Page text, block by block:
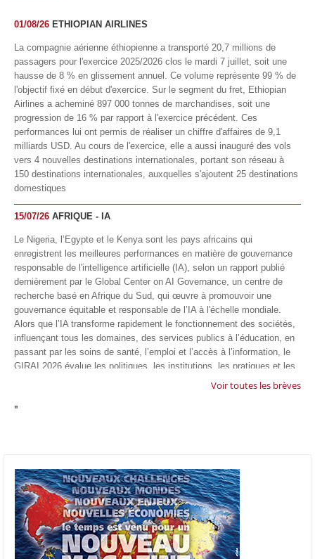
01/08/26 ETHIOPIAN AIRLINES
La compagnie aérienne éthiopienne a transporté 20,7 millions de
passagers pour l'exercice 2025/2026 clos le mardi 7 juillet, soit une
hausse de 8 % en glissement annuel. Ce volume représente 99 % de
l'objectif fixé en début d'exercice. Sur le segment du fret, Ethiopian
Airlines a acheminé 897 000 tonnes de marchandises, soit une
progression de 16 % par rapport à l'exercice précédent. Ces
performances lui ont permis de réaliser un chiffre d'affaires de 9,1
milliards USD. Au cours de l'exercice, elle a aussi inauguré des vols
vers 4 nouvelles destinations internationales, portant son réseau à
150 destinations internationales, auxquelles s'ajoutent 25 destinations
domestiques
15/07/26 AFRIQUE - IA
Le Nigeria, l’Egypte et le Kenya sont les pays africains qui
enregistrent les meilleures performances en matière de gouvernance
responsable de l'intelligence artificielle (IA), selon un rapport publié
dernièrement par le Global Center on AI Governance, un centre de
recherche basé en Afrique du Sud, qui œuvre à promouvoir une
gouvernance équitable et responsable de l’IA à l'échelle mondiale.
Alors que l’IA transforme rapidement le fonctionnement des sociétés,
influençant tous les domaines, des services publics à l’éducation, en
passant par les soins de santé, l’emploi et l’accès à l’information, le
GIRAI 2026 évalue les politiques, les institutions, les pratiques et les
conditions générales de gouvernance qui favorisent un déploiement
technologie.
appliquée d'Afrique à À Accra, au Ghana. L'annonce a été faite
mercredi 1er juillet lors du premier Google Cloud Summit du groupe
américain, qui a également indiqué avoir dépassé son objectif
d'investir un milliard de dollars sur le continent en cinq ans. Baptisée
Google Africa Applied AI Lab, la structure sera hébergée à l'AI
Community Centre d'Accra. Elle associera des fondateurs de start-up
Voir toutes les brèves
"